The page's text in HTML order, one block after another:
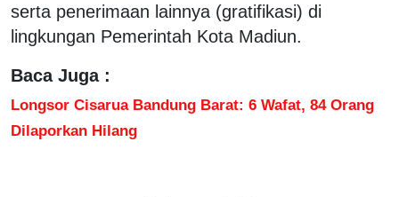
serta penerimaan lainnya (gratifikasi) di
lingkungan Pemerintah Kota Madiun.
Baca Juga :
Longsor Cisarua Bandung Barat: 6 Wafat, 84 Orang
Dilaporkan Hilang